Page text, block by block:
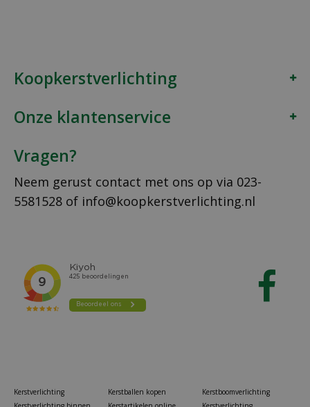
Koopkerstverlichting
Onze klantenservice
Vragen?
Neem gerust contact met ons op via 023-
5581528 of info@koopkerstverlichting.nl
Kerstverlichting
Kerstballen kopen
Kerstboomverlichting